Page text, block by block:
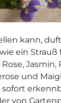
kann,
ein
Jasmin,
und
von